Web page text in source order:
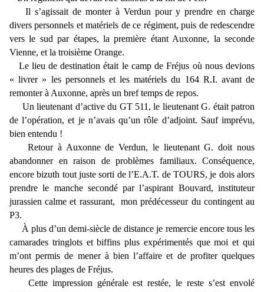
Il s’agissait de monter à Verdun pour y prendre en charge
divers personnels et matériels de ce régiment, puis de redescendre
vers le sud par étapes, la première étant Auxonne, la seconde
Vienne, et la troisième Orange.
Le lieu de destination était le camp de Fréjus où nous devions
« livrer » les personnels et les matériels du 164 R.I. avant de
remonter à Auxonne, après un bref temps de repos.
Un lieutenant d’active du GT 511, le lieutenant G. était patron
de l’opération, et je n’avais qu’un rôle d’adjoint. Sauf imprévu,
bien entendu !
Retour à Auxonne de Verdun, le lieutenant G. doit nous
abandonner en raison de problèmes familiaux. Conséquence,
encore bizuth tout juste sorti de l’E.A.T. de TOURS, je dois alors
prendre le manche secondé par l’aspirant Bouvard, instituteur
jurassien calme et rassurant, mon prédécesseur du contingent au
P3.
À plus d’un demi-siècle de distance je remercie encore tous les
camarades tringlots et biffins plus expérimentés que moi et qui
m’ont permis de mener à bien l’affaire et de profiter quelques
heures des plages de Fréjus.
Cette impression générale est restée, le reste s’est envolé